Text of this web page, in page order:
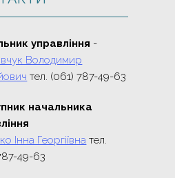
управління -
Володимир
тел. (061) 787-49-63
начальника
Інна Георгіївна тел.
49-63